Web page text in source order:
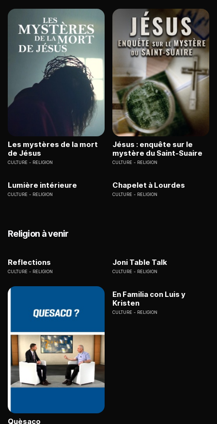
Les mystères de la mort
de Jésus
CULTURE RELIGION
Jésus : enquête sur le
mystère du Saint-Suaire
CULTURE RELIGION
Lumière intérieure
CULTURE RELIGION
Chapelet à Lourdes
CULTURE RELIGION
Religion à venir
Reflections
CULTURE RELIGION
Joni Table Talk
CULTURE RELIGION
Quèsaco
En Familia con Luis y
Kristen
CULTURE RELIGION